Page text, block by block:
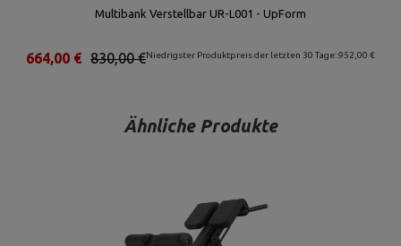
Multibank Verstellbar UR-L001 - UpForm
Niedrigster Produktpreis der letzten 30 Tage: 952,00 €
830,00 €
664,00 €
Ähnliche Produkte